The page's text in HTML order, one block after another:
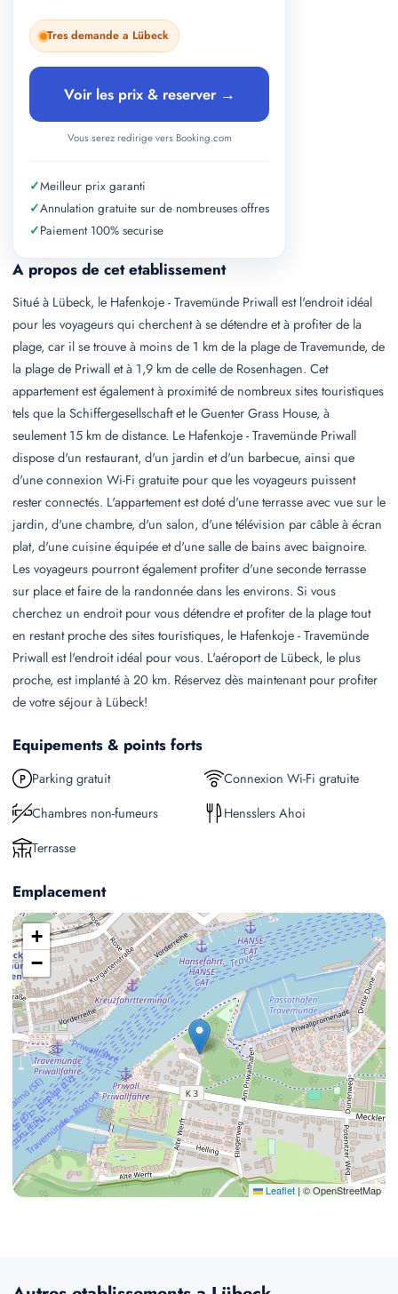
A propos de cet etablissement
Situé à Lübeck, le Hafenkoje - Travemünde Priwall est l'endroit idéal
pour les voyageurs qui cherchent à se détendre et à profiter de la
plage, car il se trouve à moins de 1 km de la plage de Travemunde, de
la plage de Priwall et à 1,9 km de celle de Rosenhagen. Cet
appartement est également à proximité de nombreux sites touristiques
tels que la Schiffergesellschaft et le Guenter Grass House, à
seulement 15 km de distance. Le Hafenkoje - Travemünde Priwall
dispose d'un restaurant, d'un jardin et d'un barbecue, ainsi que
d'une connexion Wi-Fi gratuite pour que les voyageurs puissent
rester connectés. L'appartement est doté d'une terrasse avec vue sur le
jardin, d'une chambre, d'un salon, d'une télévision par câble à écran
plat, d'une cuisine équipée et d'une salle de bains avec baignoire.
Les voyageurs pourront également profiter d'une seconde terrasse
sur place et faire de la randonnée dans les environs. Si vous
cherchez un endroit pour vous détendre et profiter de la plage tout
en restant proche des sites touristiques, le Hafenkoje - Travemünde
Priwall est l'endroit idéal pour vous. L'aéroport de Lübeck, le plus
proche, est implanté à 20 km. Réservez dès maintenant pour profiter
de votre séjour à Lübeck!
Equipements & points forts
Parking gratuit
Connexion Wi-Fi gratuite
Chambres non-fumeurs
Hensslers Ahoi
Terrasse
Emplacement
+
−
Leaflet |© OpenStreetMap
Tres demande a Lübeck
Voir les prix & reserver →
Vous serez redirige vers Booking.com
✓Meilleur prix garanti
✓Annulation gratuite sur de nombreuses offres
✓Paiement 100% securise